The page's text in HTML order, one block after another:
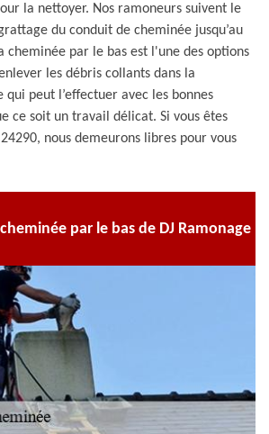
la nettoyer. Nos ramoneurs suivent le
du conduit de cheminée jusqu’au
cheminée par le bas est l'une des options
les débris collants dans la
peut l’effectuer avec les bonnes
ce soit un travail délicat. Si vous êtes
nous demeurons libres pour vous
par le bas de DJ Ramonage